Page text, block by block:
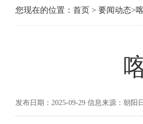
您现在的位置： 首页 > 要闻动态>
发布日期：2025-09-29 信息来源：朝阳